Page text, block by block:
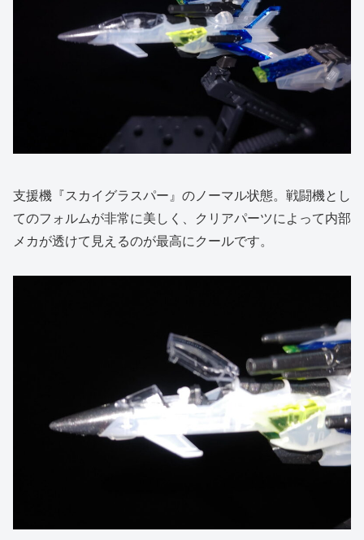
支援機『スカイグラスパー』のノーマル状態。戦闘機とし
てのフォルムが非常に美しく、クリアパーツによって内部
メカが透けて見えるのが最高にクールです。